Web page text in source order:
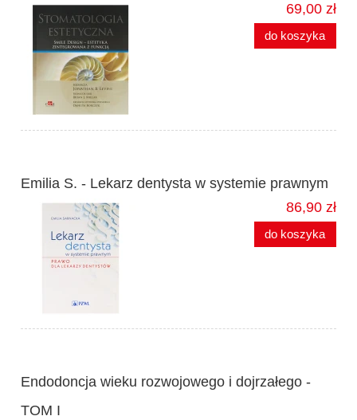
69,00 zł
do koszyka
Emilia S. - Lekarz dentysta w systemie prawnym
86,90 zł
do koszyka
Endodoncja wieku rozwojowego i dojrzałego -
TOM I